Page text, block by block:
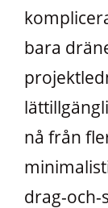
bara
nå från
drag-och-